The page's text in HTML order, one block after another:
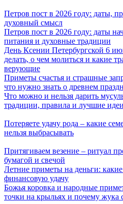
Петров пост в 2026 году: даты,
духовный смысл
Петров пост в 2026 году: даты
питания и духовные традиции
День Ксении Петербургской 6
делать, о чем молиться и какие
верующие
Приметы счастья и страшные
что нужно знать о древнем
Что можно и нельзя дарить
традиции, правила и лучшие
Потеряете удачу рода – какие
нельзя выбрасывать
Притягиваем везение – ритуал
бумагой и свечой
Летние приметы на деньги: какие
финансовую удачу
Божья коровка и народные
точки на крыльях и почему жука